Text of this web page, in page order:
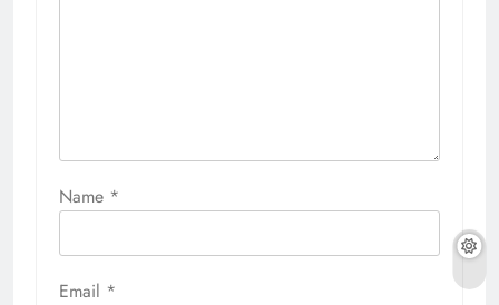
Name *
Email *